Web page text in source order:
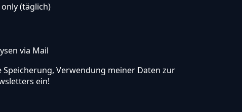
only (täglich)
via Mail
Speicherung, Verwendung meiner Daten zur
ein!